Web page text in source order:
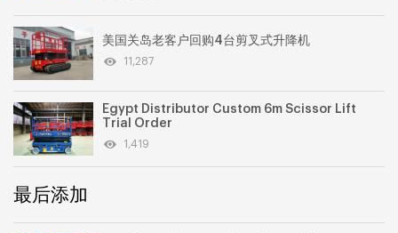
美国关岛老客户回购4台剪叉式升降机
11,287
Egypt Distributor Custom 6m Scissor Lift
Trial Order
1,419
最后添加